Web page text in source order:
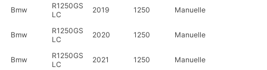
Bmw
R1250GS
LC
2019 1250 Manuelle
Bmw
R1250GS
LC
2020 1250 Manuelle
Bmw
R1250GS
LC
2021 1250 Manuelle